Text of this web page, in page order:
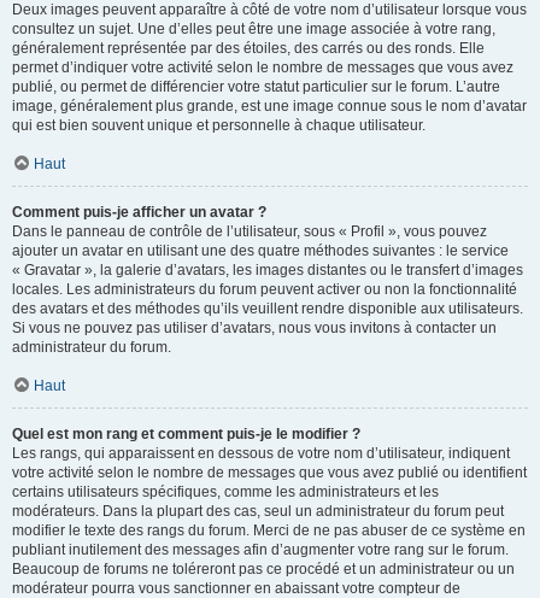
Deux images peuvent apparaître à côté de votre nom d’utilisateur lorsque vous
consultez un sujet. Une d’elles peut être une image associée à votre rang,
généralement représentée par des étoiles, des carrés ou des ronds. Elle
permet d’indiquer votre activité selon le nombre de messages que vous avez
publié, ou permet de différencier votre statut particulier sur le forum. L’autre
image, généralement plus grande, est une image connue sous le nom d’avatar
qui est bien souvent unique et personnelle à chaque utilisateur.
Haut
Comment puis-je afficher un avatar ?
Dans le panneau de contrôle de l’utilisateur, sous « Profil », vous pouvez
ajouter un avatar en utilisant une des quatre méthodes suivantes : le service
« Gravatar », la galerie d’avatars, les images distantes ou le transfert d’images
locales. Les administrateurs du forum peuvent activer ou non la fonctionnalité
des avatars et des méthodes qu’ils veuillent rendre disponible aux utilisateurs.
Si vous ne pouvez pas utiliser d’avatars, nous vous invitons à contacter un
administrateur du forum.
Haut
Quel est mon rang et comment puis-je le modifier ?
Les rangs, qui apparaissent en dessous de votre nom d’utilisateur, indiquent
votre activité selon le nombre de messages que vous avez publié ou identifient
certains utilisateurs spécifiques, comme les administrateurs et les
modérateurs. Dans la plupart des cas, seul un administrateur du forum peut
modifier le texte des rangs du forum. Merci de ne pas abuser de ce système en
publiant inutilement des messages afin d’augmenter votre rang sur le forum.
Beaucoup de forums ne toléreront pas ce procédé et un administrateur ou un
modérateur pourra vous sanctionner en abaissant votre compteur de